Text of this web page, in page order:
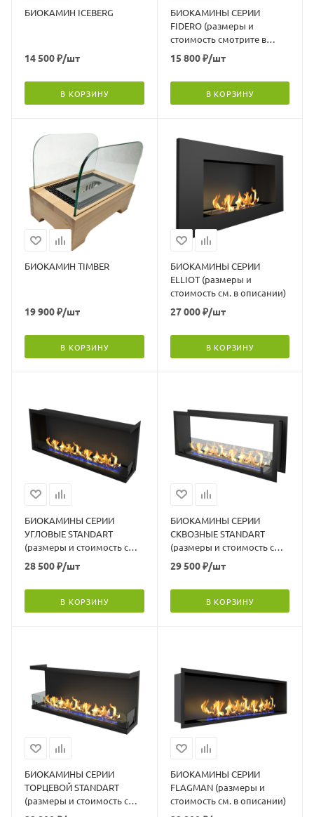
БИОКАМИН ICEBERG
14 500₽/шт
В КОРЗИНУ
БИОКАМИНЫ СЕРИИ
FIDERO (размеры и
стоимость смотрите в
описании)
15 800₽/шт
В КОРЗИНУ
БИОКАМИН TIMBER
19 900₽/шт
В КОРЗИНУ
БИОКАМИНЫ СЕРИИ
ELLIOT (размеры и
стоимость см. в описании)
27 000₽/шт
В КОРЗИНУ
БИОКАМИНЫ СЕРИИ
УГЛОВЫЕ STANDART
(размеры и стоимость см.
в описании)
28 500₽/шт
В КОРЗИНУ
БИОКАМИНЫ СЕРИИ
СКВОЗНЫЕ STANDART
(размеры и стоимость см.
в описании)
29 500₽/шт
В КОРЗИНУ
БИОКАМИНЫ СЕРИИ
ТОРЦЕВОЙ STANDART
(размеры и стоимость см.
в описании)
БИОКАМИНЫ СЕРИИ
FLAGMAN (размеры и
стоимость см. в описании)